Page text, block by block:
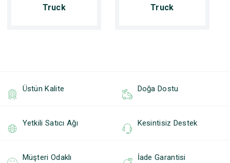
Truck
Truck
Üstün Kalite Doğa Dostu
Yetkili Satıcı Ağı Kesintisiz Destek
Müşteri Odaklı İade Garantisi